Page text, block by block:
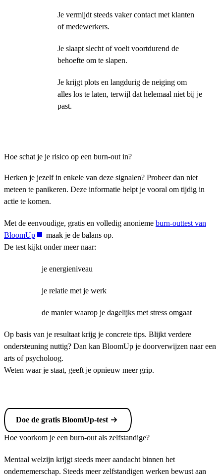
Je vermijdt steeds vaker contact met klanten
of medewerkers.
Je slaapt slecht of voelt voortdurend de
behoefte om te slapen.
Je krijgt plots en langdurig de neiging om
alles los te laten, terwijl dat helemaal niet bij je
past.
Hoe schat je je risico op een burn-out in?
Herken je jezelf in enkele van deze signalen? Probeer dan niet
meteen te panikeren. Deze informatie helpt je vooral om tijdig in
actie te komen.
Met de eenvoudige, gratis en volledig anonieme burn-outtest van
BloomUp
maak je de balans op.
De test kijkt onder meer naar:
je energieniveau
je relatie met je werk
de manier waarop je dagelijks met stress omgaat
Op basis van je resultaat krijg je concrete tips. Blijkt verdere
ondersteuning nuttig? Dan kan BloomUp je doorverwijzen naar een
arts of psycholoog.
Weten waar je staat, geeft je opnieuw meer grip.
Doe de gratis BloomUp-test
Hoe voorkom je een burn-out als zelfstandige?
Mentaal welzijn krijgt steeds meer aandacht binnen het
ondernemerschap. Steeds meer zelfstandigen werken bewust aan